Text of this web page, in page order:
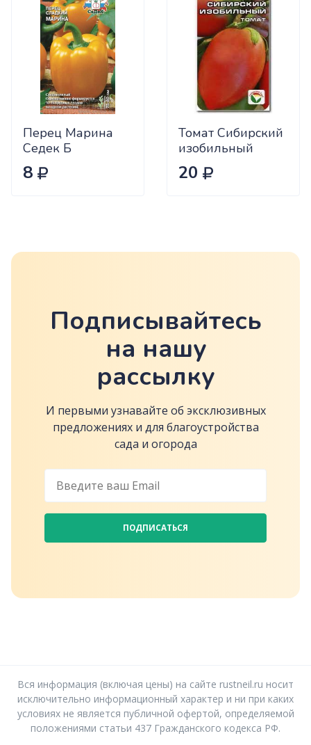
Перец Марина
Седек Б
8
Томат Сибирский
изобильный
Сиб.сад Ц
20
Подписывайтесь
на нашу
рассылку
И первыми узнавайте об эксклюзивных
предложениях и для благоустройства
сада и огорода
ПОДПИСАТЬСЯ
Вся информация (включая цены) на сайте rustneil.ru носит
исключительно информационный характер и ни при каких
условиях не является публичной офертой, определяемой
положениями статьи 437 Гражданского кодекса РФ.